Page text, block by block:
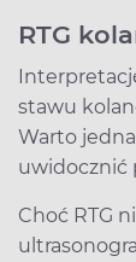
RTG
stawu
Warto
uwidocznić
Choć RTG